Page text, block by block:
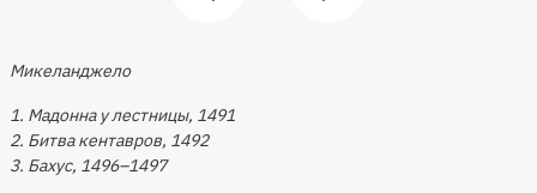
Микеланджело
1. Мадонна у лестницы, 1491
2. Битва кентавров, 1492
3. Бахус, 1496–1497